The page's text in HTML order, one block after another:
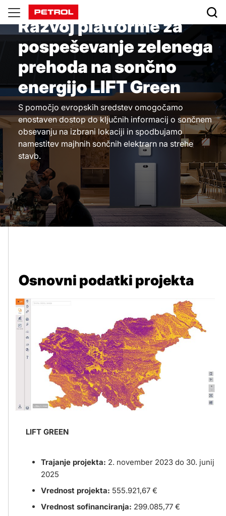
Lift
Green
Razvoj platforme za
pospeševanje zelenega
prehoda na sončno
energijo LIFT Green
S pomočjo evropskih sredstev omogočamo
enostaven dostop do ključnih informacij o sončnem
obsevanju na izbrani lokaciji in spodbujamo
namestitev majhnih sončnih elektrarn na strehe
stavb.
Osnovni podatki projekta
LIFT GREEN
Trajanje projekta: 2. november 2023 do 30. junij
2025
Vrednost projekta: 555.921,67 €
Vrednost sofinanciranja: 299.085,77 €